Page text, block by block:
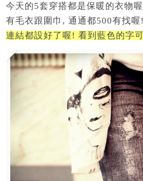
今天的5套穿搭都是保暖的衣物
有毛衣跟圍巾, 通通都500有找喔!
連結都設好了喔! 看到藍色的字